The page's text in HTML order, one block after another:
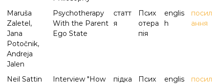
Maruša
Zaletel,
Jana
Potočnik,
Andreja
Jalen
Psychotherapy
With the Parent
Ego State
статт
я
Псих
отера
пія
englis
h
посил
ання
Neil Sattin
Interview "How
підка
Псих
englis
посил